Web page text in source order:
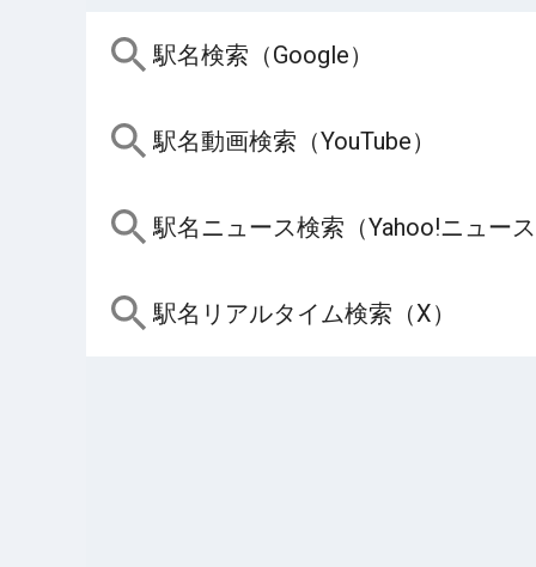
駅名検索（Google）
駅名動画検索（YouTube）
駅名ニュース検索（Yahoo!ニュー
駅名リアルタイム検索（X）